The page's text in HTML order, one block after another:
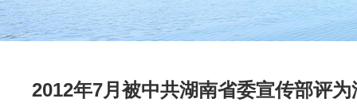
2012年7月被中共湖南省委宣传部评